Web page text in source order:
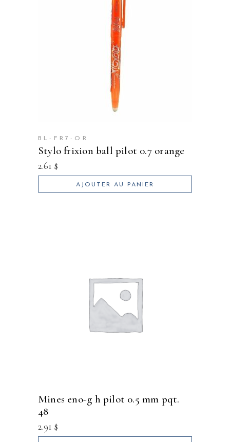
BL-FR7-OR
stylo frixion ball pilot 0.7 orange
2.61 $
AJOUTER AU PANIER
mines eno-g h pilot 0.5 mm pqt.
48
2.91 $